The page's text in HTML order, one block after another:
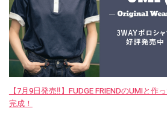
【7月9日発売‼︎】FUDGE FRIENDのUMIと作
完成！